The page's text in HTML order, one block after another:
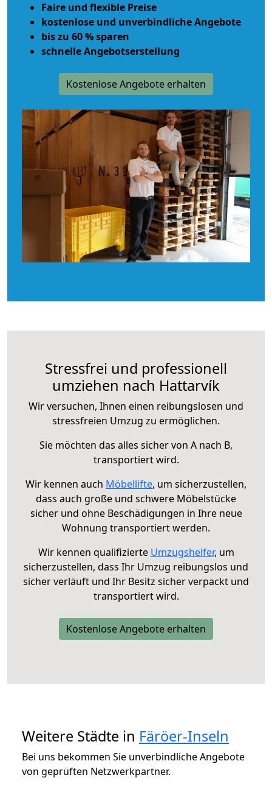
Faire und flexible Preise
kostenlose und unverbindliche Angebote
bis zu 60 % sparen
schnelle Angebotserstellung
Kostenlose Angebote erhalten
Stressfrei und professionell
umziehen nach Hattarvík
Wir versuchen, Ihnen einen reibungslosen und
stressfreien Umzug zu ermöglichen.
Sie möchten das alles sicher von A nach B,
transportiert wird.
Wir kennen auch Möbellifte, um sicherzustellen,
dass auch große und schwere Möbelstücke
sicher und ohne Beschädigungen in Ihre neue
Wohnung transportiert werden.
Wir kennen qualifizierte Umzugshelfer, um
sicherzustellen, dass Ihr Umzug reibungslos und
sicher verläuft und Ihr Besitz sicher verpackt und
transportiert wird.
Kostenlose Angebote erhalten
Weitere Städte in Färöer-Inseln
Bei uns bekommen Sie unverbindliche Angebote
von geprüften Netzwerkpartner.